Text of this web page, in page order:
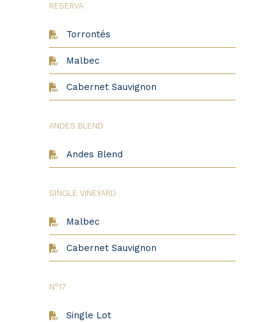
RESERVA
Torrontés
Malbec
Cabernet Sauvignon
ANDES BLEND
Andes Blend
SINGLE VINEYARD
Malbec
Cabernet Sauvignon
N°17
Single Lot